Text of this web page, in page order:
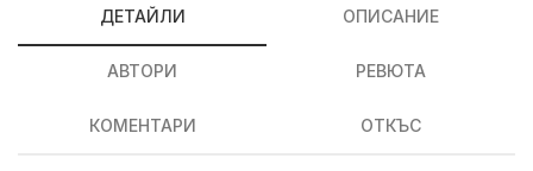
ДЕТАЙЛИ ОПИСАНИЕ
АВТОРИ РЕВЮТА
КОМЕНТАРИ ОТКЪС